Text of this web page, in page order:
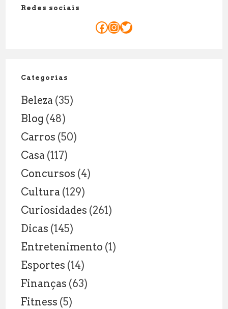
Redes sociais
Facebook
Instagram
Twitter
Categorias
Beleza (35)
Blog (48)
Carros (50)
Casa (117)
Concursos (4)
Cultura (129)
Curiosidades (261)
Dicas (145)
Entretenimento (1)
Esportes (14)
Finanças (63)
Fitness (5)